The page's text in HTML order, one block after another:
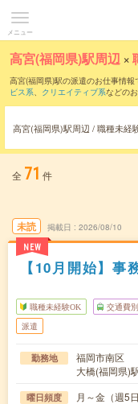
メニュー
高宮(福岡県)駅周辺 ×
高宮(福岡県)駅の派遣のお仕事情報
ビス系、 クリエイティブ系などの
高宮(福岡県)駅周辺 / 職種未経
全 71 件
未読
NEW
掲載日 2026/08/10
【10月開始】事
職種未経験OK 交通費
派遣
勤務地
福岡市南区
大橋(福岡県)
曜日頻度 月～金（週5日